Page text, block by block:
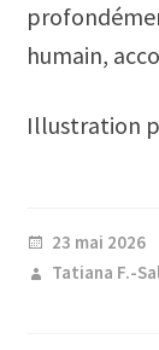
humain,
Illustration
23 mai 2026
Tatiana F.-